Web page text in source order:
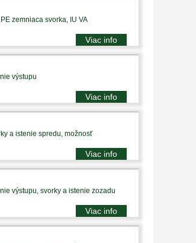
zemniaca svorka, IU VA
Viac info
výstupu
Viac info
a istenie spredu, možnosť
Viac info
výstupu, svorky a istenie zozadu
Viac info